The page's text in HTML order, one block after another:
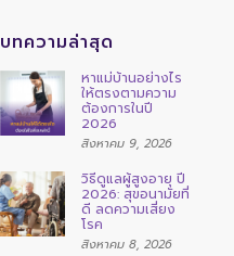
บทความล่าสุด
หาแม่บ้านอย่างไร
ให้ตรงตามความ
ต้องการในปี
2026
สิงหาคม 9, 2026
วิธีดูแลผู้สูงอายุ ปี
2026: สุขอนามัยที่
ดี ลดความเสี่ยง
โรค
สิงหาคม 8, 2026